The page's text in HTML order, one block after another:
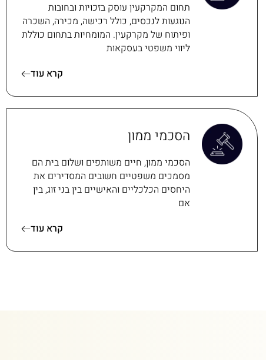
תחום המקרקעין עוסק בזכויות ובחובות
הנוגעות לנכסים, כולל רכישה, מכירה, השכרה
ופיתוח של מקרקעין. המומחיות בתחום כוללת
ליווי משפטי בעסקאות
קרא עוד
הסכמי ממון
הסכמי ממון, חיים משותפים ושלום בית הם
מסמכים משפטיים חשובים המסדירים את
היחסים הכלכליים והאישיים בין בני זוג, בין
אם
קרא עוד